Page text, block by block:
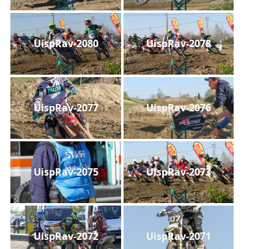
UispRav-2080 UispRav-2078
UispRav-2077 UispRav-2076
UispRav-2075 UispRav-2073
UispRav-2072 UispRav-2071